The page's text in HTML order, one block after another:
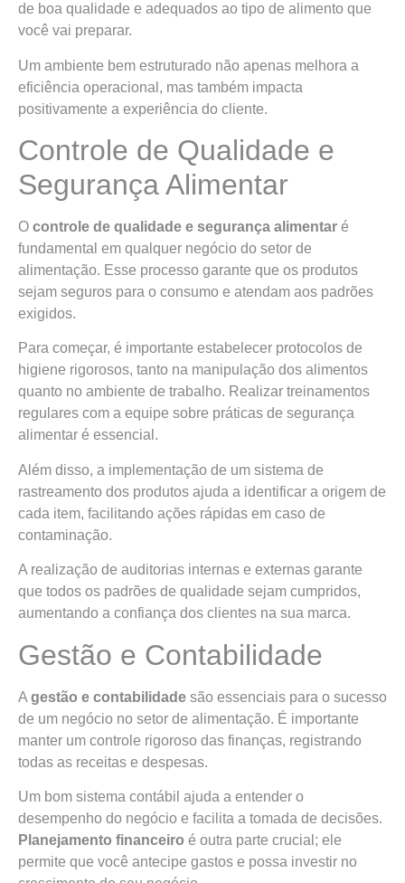
de boa qualidade e adequados ao tipo de alimento que
você vai preparar.
Um ambiente bem estruturado não apenas melhora a
eficiência operacional, mas também impacta
positivamente a experiência do cliente.
Controle de Qualidade e
Segurança Alimentar
O controle de qualidade e segurança alimentar é
fundamental em qualquer negócio do setor de
alimentação. Esse processo garante que os produtos
sejam seguros para o consumo e atendam aos padrões
exigidos.
Para começar, é importante estabelecer protocolos de
higiene rigorosos, tanto na manipulação dos alimentos
quanto no ambiente de trabalho. Realizar treinamentos
regulares com a equipe sobre práticas de segurança
alimentar é essencial.
Além disso, a implementação de um sistema de
rastreamento dos produtos ajuda a identificar a origem de
cada item, facilitando ações rápidas em caso de
contaminação.
A realização de auditorias internas e externas garante
que todos os padrões de qualidade sejam cumpridos,
aumentando a confiança dos clientes na sua marca.
Gestão e Contabilidade
A gestão e contabilidade são essenciais para o sucesso
de um negócio no setor de alimentação. É importante
manter um controle rigoroso das finanças, registrando
todas as receitas e despesas.
Um bom sistema contábil ajuda a entender o
desempenho do negócio e facilita a tomada de decisões.
Planejamento financeiro é outra parte crucial; ele
permite que você antecipe gastos e possa investir no